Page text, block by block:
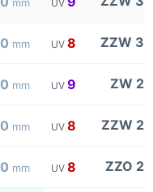
UV
0 mm UV 8 ZZW 3
0 mm UV 9 ZW 2
0 mm UV 8 ZZW 2
0 mm UV 8 ZZO 2